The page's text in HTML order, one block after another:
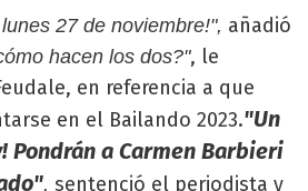
27 de noviembre!", añadió
hacen los dos?", le
en referencia a que
en el Bailando 2023."Un
Pondrán a Carmen Barbieri
, sentenció el periodista y